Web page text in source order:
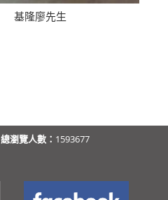
基隆廖先生
總瀏覽人數： 1593677